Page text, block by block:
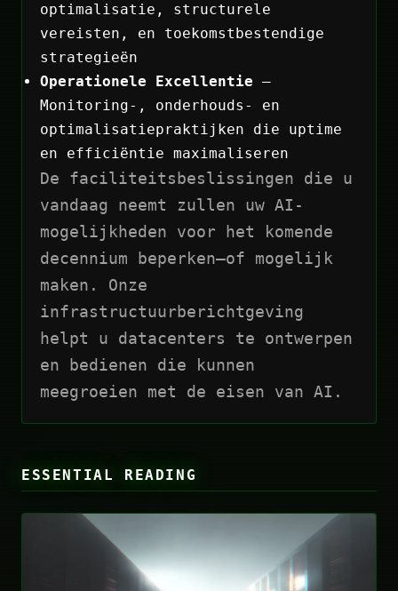
optimalisatie, structurele
vereisten, en toekomstbestendige
strategieën
Operationele Excellentie —
Monitoring-, onderhouds- en
optimalisatiepraktijken die uptime
en efficiëntie maximaliseren
De faciliteitsbeslissingen die u
vandaag neemt zullen uw AI-
mogelijkheden voor het komende
decennium beperken—of mogelijk
maken. Onze
infrastructuurberichtgeving
helpt u datacenters te ontwerpen
en bedienen die kunnen
meegroeien met de eisen van AI.
ESSENTIAL READING